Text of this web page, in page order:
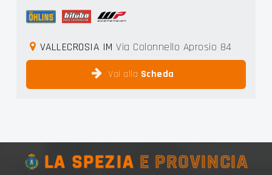
VALLECROSIA IM Via Colonnello Aprosio 84
Vai alla Scheda
LA SPEZIA E PROVINCIA